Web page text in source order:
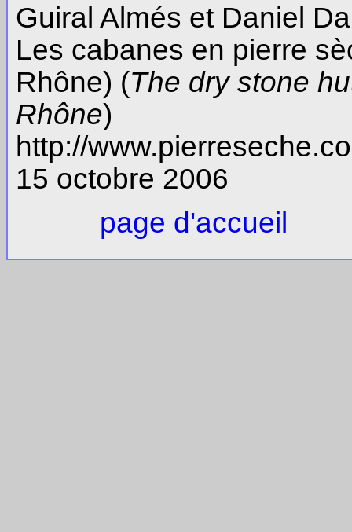
Guiral Almés et Daniel
Les cabanes en pierre
Rhône) (The dry stone
Rhône)
http://
15 octobre 2006
page d'accueil